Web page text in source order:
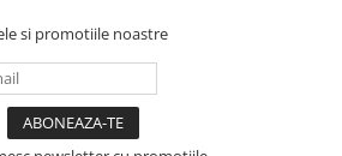
si promotiile noastre